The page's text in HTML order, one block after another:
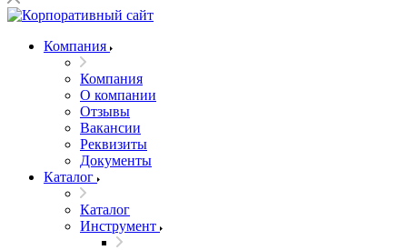
Компания
Компания
О компании
Отзывы
Вакансии
Реквизиты
Документы
Каталог
Каталог
Инструмент